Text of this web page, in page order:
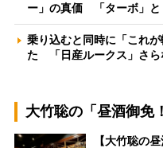
ー」の真価 「ターボ」
乗り込むと同時に「これ
た 「日産ルークス」さ
大竹聡の「昼酒御免
【大竹聡の